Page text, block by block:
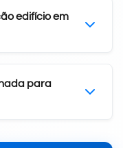
edifício em
para